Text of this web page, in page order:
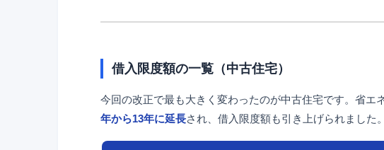
借入限度額の一覧（中古住宅）
今回の改正で最も大きく変わったのが中古住宅です。省エ
年から13年に延長され、借入限度額も引き上げられました。